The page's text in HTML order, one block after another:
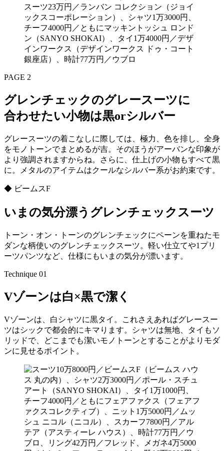
スーツ23万円／ランバン コレクション（ジョイ
ックスコーポレーション）、シャツ1万3000円、
チーフ4000円／ともにマッキントッシュ ロンド
ン（SANYO SHOKAI）、タイ1万4000円／デザ
インワークス（デザインワークス ドゥ・コート
銀座店）、時計77万円／ウブロ
PAGE 2
グレンチェックのグレースーツに
合わせたい小物は黒orシルバー
グレースーツの着こなしに際しては、極力、色を排し、全身
をモノトーンでまとめるが吉。そのほうがアーバンな印象が
より強調されますからね。さらに、仕上げの小物もすべて黒
に。メタルのアイテムはクールなシルバー系がお約束です。
◆ ビームスF
いまの気分漂うグレンチェックスーツ
トーン・オン・トーンのグレンチェックにペーンを重ねたモ
ダンな柄使いのグレンチェックスーツ。軽い仕立てや1プリ
ーツパンツなど、仕様にもいまの気分が漂います。
Technique 01
Vゾーンは白×黒で潔く
Vゾーンは、白シャツに黒タイ。これさえあればグレースー
ツはシックで都会的にキマります。シャツは無地、タイもソ
リッドで、どこまでも潔いモノトーンとすることがよりモダ
ンに見せるポイント。